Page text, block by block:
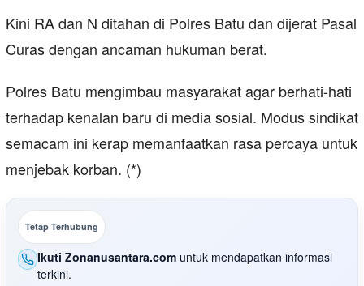
Kini RA dan N ditahan di Polres Batu dan dijerat Pasal
Curas dengan ancaman hukuman berat.
Polres Batu mengimbau masyarakat agar berhati-hati
terhadap kenalan baru di media sosial. Modus sindikat
semacam ini kerap memanfaatkan rasa percaya untuk
menjebak korban. (*)
Tetap Terhubung
Ikuti Zonanusantara.com untuk mendapatkan informasi
terkini.